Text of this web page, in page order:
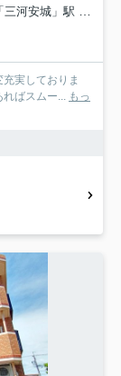
城」駅 徒歩24分
実しておりま
ばスムー... もっ